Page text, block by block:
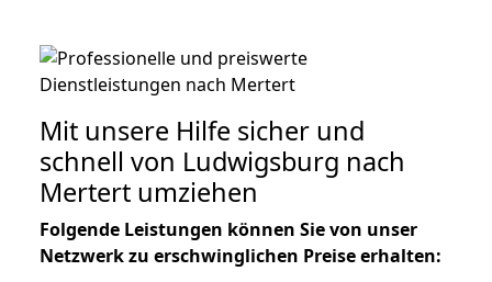
Mit unsere Hilfe sicher und
schnell von Ludwigsburg nach
Mertert umziehen
Folgende Leistungen können Sie von unser
Netzwerk zu erschwinglichen Preise erhalten: